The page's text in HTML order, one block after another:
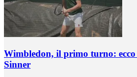
Wimbledon, il primo turno:
Sinner